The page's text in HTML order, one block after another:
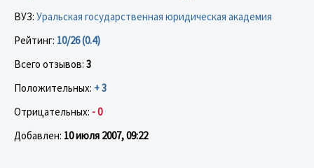
ВУЗ: Уральская государственная юридическая академия
Рейтинг: 10/26 (0.4)
Всего отзывов: 3
Положительных: + 3
Отрицательных: - 0
Добавлен: 10 июля 2007, 09:22